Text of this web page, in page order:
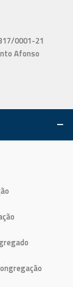
0001-21
Afonso